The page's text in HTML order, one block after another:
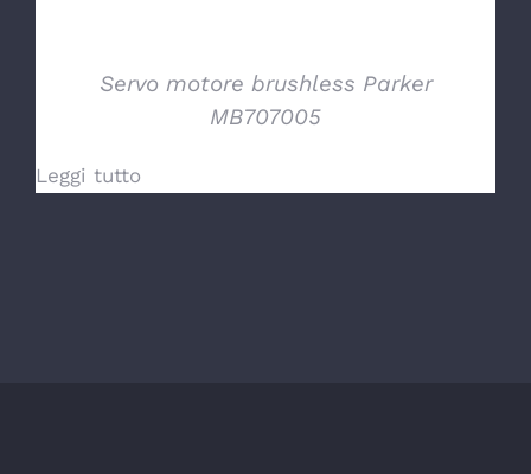
Servo motore brushless Parker
MB707005
Leggi tutto